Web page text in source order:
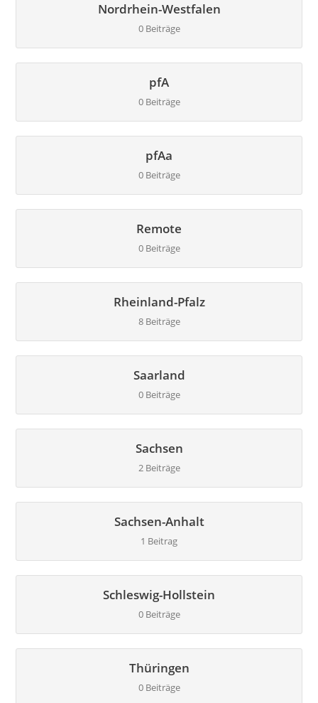
Nordrhein-Westfalen
0 Beiträge
pfA
0 Beiträge
pfAa
0 Beiträge
Remote
0 Beiträge
Rheinland-Pfalz
8 Beiträge
Saarland
0 Beiträge
Sachsen
2 Beiträge
Sachsen-Anhalt
1 Beitrag
Schleswig-Hollstein
0 Beiträge
Thüringen
0 Beiträge